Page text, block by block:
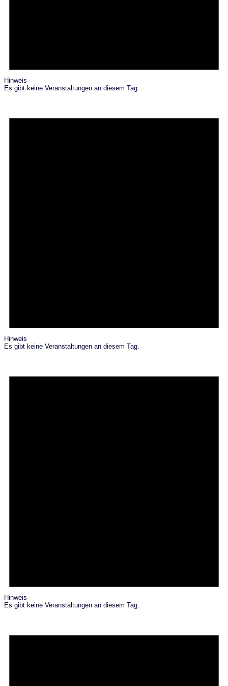
Hinweis
Es gibt keine Veranstaltungen an diesem Tag.
Hinweis
Es gibt keine Veranstaltungen an diesem Tag.
Hinweis
Es gibt keine Veranstaltungen an diesem Tag.